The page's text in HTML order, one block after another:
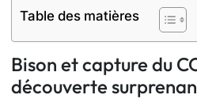
Table des matières
Bison et capture du
découverte